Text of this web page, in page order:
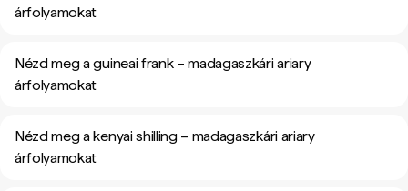
árfolyamokat
Nézd meg a guineai frank – madagaszkári ariary
árfolyamokat
Nézd meg a kenyai shilling – madagaszkári ariary
árfolyamokat